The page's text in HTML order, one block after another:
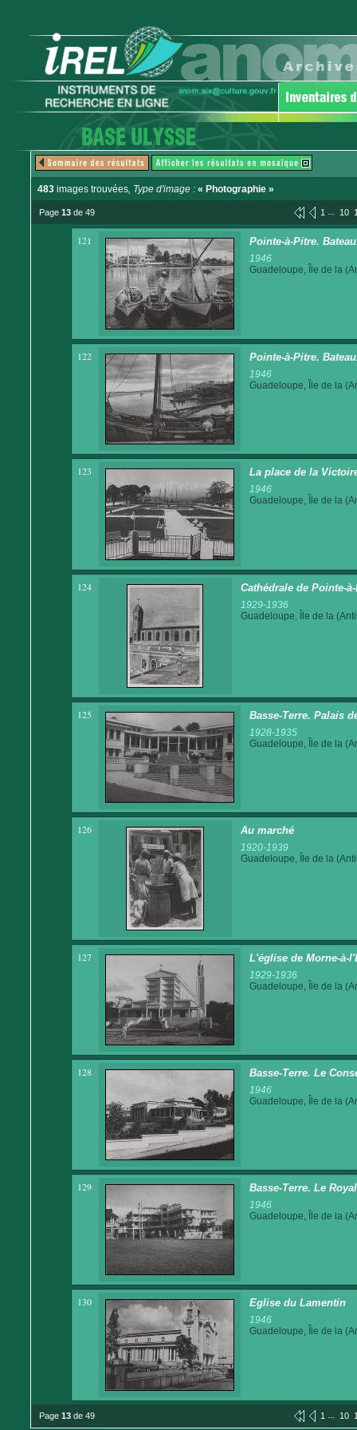
483 images trouvées, Type d'image : « Photographie »
Page 13 de 49 1 ... 10
121 Pointe-à-Pitre.
1946
Guadeloupe, Île de la
122 Pointe-à-Pitre.
1946
Guadeloupe, Île de la
123 La place de la
1946
Guadeloupe, Île de la
124 Cathédrale de Pointe-
1929-1936
Guadeloupe, Île de la
125 Basse-Terre. Palais
1928-1935
Guadeloupe, Île de la
126 Au marché
1920-1939
Guadeloupe, Île de la
127 L'église de Morne-à-
1929-1936
Guadeloupe, Île de la
128 Basse-Terre. Le
1946
Guadeloupe, Île de la
129 Basse-Terre. Le
1946
Guadeloupe, Île de la
130 Eglise du Lamentin
1946
Guadeloupe, Île de la
Page 13 de 49 1 ... 10